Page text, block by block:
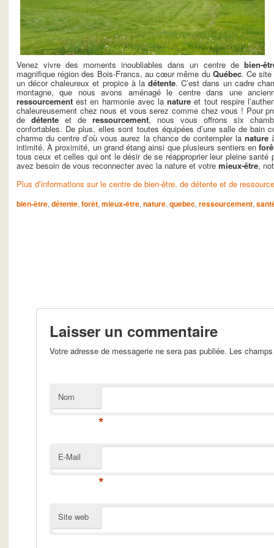
Venez vivre des moments inoubliables dans un centre de bien-
magnifique région des Bois-Francs, au cœur même du Québec. Ce site
un décor chaleureux et propice à ladétente. C’est dans un cadre
montagne, que nous avons aménagé le centre dans une
ressourcement est en harmonie avec lanature et tout respire
chaleureusement chez nous et vous serez comme chez vous ! Pour
de détente et de ressourcement, nous vous offrons six
confortables. De plus, elles sont toutes équipées d’une salle de bain
charme du centre d’où vous aurez la chance de contempler lanature
intimité. À proximité, un grand étang ainsi que plusieurs sentiers en
tous ceux et celles qui ont le désir de se réapproprier leur pleine
avez besoin de vous reconnecter avec la nature et votre mieux-être,
Plus d’informations sur le centre de bien-être, de détente et de
bien-être, détente, forêt, mieux-être, nature, quebec, ressourcement,
Laisser un commentaire
Votre adresse de messagerie ne sera pas publiée. Les
Nom
*
E-Mail
*
Site web